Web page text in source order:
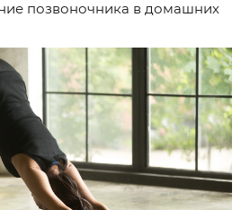
позвоночника в домашних